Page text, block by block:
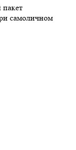
самоличном